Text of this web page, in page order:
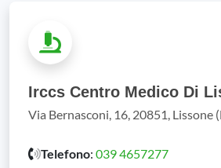
Irccs Centro Medico Di
Via Bernasconi, 16, 20851, Lissone
Telefono: 039 4657277